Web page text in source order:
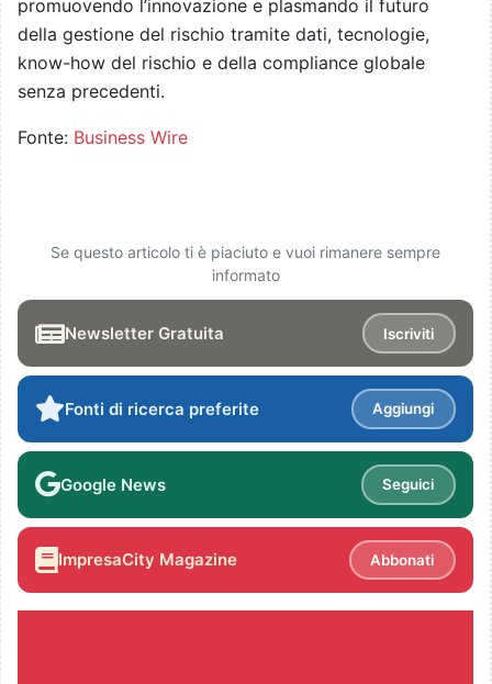
promuovendo l’innovazione e plasmando il futuro
della gestione del rischio tramite dati, tecnologie,
know-how del rischio e della compliance globale
senza precedenti.
Fonte: Business Wire
Se questo articolo ti è piaciuto e vuoi rimanere sempre
informato
Newsletter Gratuita Iscriviti
Fonti di ricerca preferite Aggiungi
Google News Seguici
ImpresaCity Magazine Abbonati